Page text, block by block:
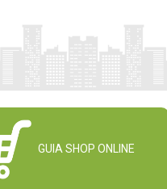
GUIA SHOP ONLINE